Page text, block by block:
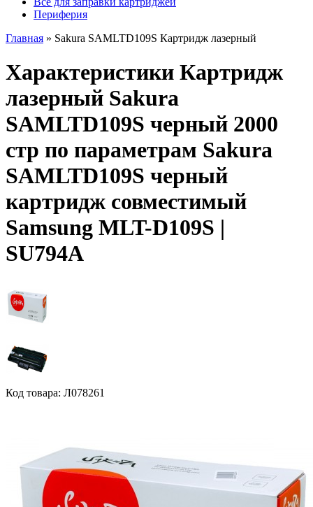
Периферия
Главная » Sakura SAMLTD109S Картридж лазерный
Характеристики Картридж
лазерный Sakura
SAMLTD109S черный 2000
стр по параметрам Sakura
SAMLTD109S черный
картридж совместимый
Samsung MLT-D109S |
SU794A
Код товара: Л078261